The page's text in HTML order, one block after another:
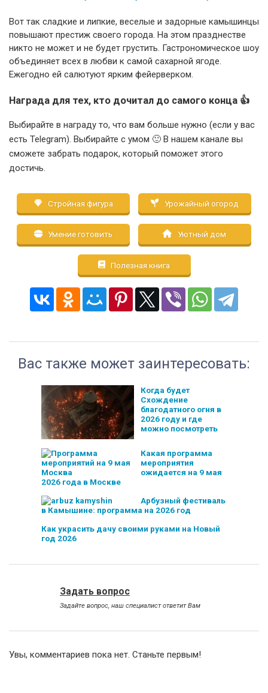
Вот так сладкие и липкие, веселые и задорные камышинцы
повышают престиж своего города. На этом празднестве
никто не может и не будет грустить. Гастрономическое шоу
объединяет всех в любви к самой сахарной ягоде.
Ежегодно ей салютуют ярким фейерверком.
Награда для тех, кто дочитал до самого конца 👍
Выбирайте в награду то, что вам больше нужно (если у вас
есть Telegram). Выбирайте с умом 🙂 В нашем канале вы
сможете забрать подарок, который поможет этого
достичь.
Стройная фигура Урожайный огород
Умение готовить Уютный дом
Полезная книга
Вас также может заинтересовать:
Когда будет
Схождение
благодатного огня в
2026 году и где
можно посмотреть
Какая программа
мероприятия
ожидается на 9 мая
2026 года в Москве
Арбузный фестиваль
в Камышине: программа на 2026 год
Как украсить дачу своими руками на Новый
год 2026
Задать вопрос
Задайте вопрос, наш специалист ответит Вам
Увы, комментариев пока нет. Станьте первым!